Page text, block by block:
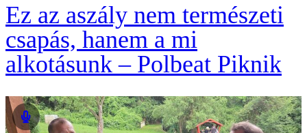
Ez az aszály nem természeti
csapás, hanem a mi
alkotásunk – Polbeat Piknik